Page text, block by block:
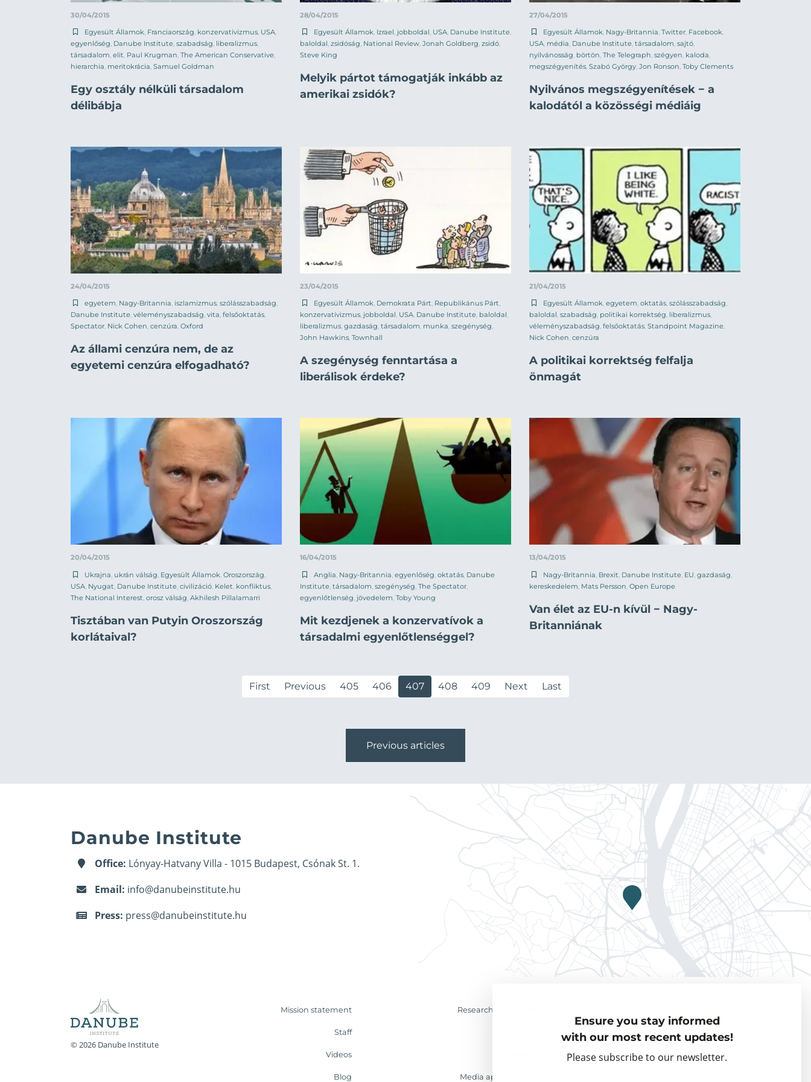
Ensure you stay informed
with our most recent updates!
Please subscribe to our newsletter.
30/04/2015
Egyesült Államok Franciaország konzervativizmus USA
egyenlőség Danube Institute szabadság liberalizmus
társadalom elit Paul Krugman The American Conservative
hierarchia meritokrácia Samuel Goldman
Egy osztály nélküli társadalom
délibábja
28/04/2015
Egyesült Államok Izrael jobboldal USA Danube Institute
baloldal zsidóság National Review Jonah Goldberg zsidó
Steve King
Melyik pártot támogatják inkább az
amerikai zsidók?
27/04/2015
Egyesült Államok Nagy-Britannia Twitter Facebook
USA média Danube Institute társadalom sajtó
nyilvánosság börtön The Telegraph szégyen kaloda
megszégyenítés Szabó György Jon Ronson Toby Clements
Nyilvános megszégyenítések − a
kalodától a közösségi médiáig
24/04/2015
egyetem, Nagy-Britannia, iszlamizmus, szólásszabadság,
Danube Institute, véleményszabadság, vita, felsőoktatás,
Spectator, Nick Cohen, cenzúra, Oxford
Az állami cenzúra nem, de az
egyetemi cenzúra elfogadható?
23/04/2015
Egyesült Államok, Demokrata Párt, Republikánus Párt,
konzervativizmus, jobboldal, USA, Danube Institute, baloldal,
liberalizmus, gazdaság, társadalom, munka, szegénység,
John Hawkins, Townhall
A szegénység fenntartása a
liberálisok érdeke?
21/04/2015
Egyesült Államok, egyetem, oktatás, szólásszabadság,
baloldal, szabadság, politikai korrektség, liberalizmus,
véleményszabadság, felsőoktatás, Standpoint Magazine,
Nick Cohen, cenzúra
A politikai korrektség felfalja
önmagát
20/04/2015
Ukrajna ukrán válság Egyesült Államok Oroszország
USA Nyugat Danube Institute civilizáció Kelet konfliktus
The National Interest orosz válság Akhilesh Pillalamarri
Tisztában van Putyin Oroszország
korlátaival?
16/04/2015
Anglia Nagy-Britannia egyenlőség oktatás Danube
Institute társadalom szegénység The Spectator
egyenlőtlenség jövedelem Toby Young
Mit kezdjenek a konzervatívok a
társadalmi egyenlőtlenséggel?
13/04/2015
Nagy-Britannia Brexit Danube Institute EU gazdaság
kereskedelem Mats Persson Open Europe
Van élet az EU-n kívül − Nagy-
Britanniának
First Previous 405 406 407 408 409 Next Last
Previous articles
Danube Institute
Office: Lónyay-Hatvany Villa - 1015 Budapest, Csónak St. 1.
Email: info@danubeinstitute.hu
Press: press@danubeinstitute.hu
© 2026 Danube Institute
Mission statement Research & Analyses
Staff Visiting Fellows
Videos Partner organisations
Blog Media appearances